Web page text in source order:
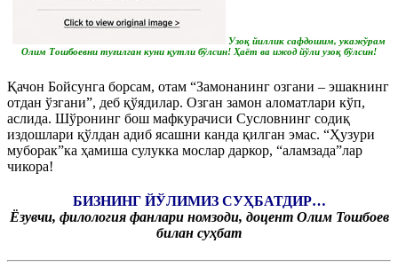
Узоқ йиллик сафдошим, укажўрам
Олим Тошбоевни туғилган куни қутли бўлсин! Ҳаёт ва ижод йўли узоқ бўлсин!
Қачон Бойсунга борсам, отам “Замонанинг озгани – эшакнинг
отдан ўзгани”, деб қўядилар. Озган замон аломатлари кўп,
аслида. Шўронинг бош мафкурачиси Сусловнинг содиқ
издошлари қўлдан адиб ясашни канда қилган эмас. “Ҳузури
муборак”ка ҳамиша сулукка мослар даркор, “аламзада”лар
чикора!
БИЗНИНГ ЙЎЛИМИЗ СУҲБАТДИР…
Ёзувчи, филология фанлари номзоди, доцент Олим Тошбоев
билан суҳбат